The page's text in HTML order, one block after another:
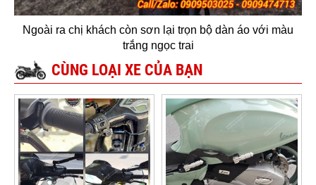
Ngoài ra chị khách còn sơn lại trọn bộ dàn áo với màu
trắng ngọc trai
CÙNG LOẠI XE CỦA BẠN